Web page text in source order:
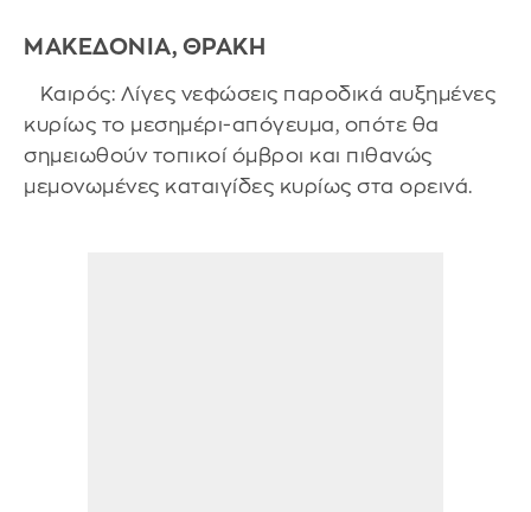
ΜΑΚΕΔΟΝΙΑ, ΘΡΑΚΗ
Καιρός: Λίγες νεφώσεις παροδικά αυξημένες
κυρίως το μεσημέρι-απόγευμα, οπότε θα
σημειωθούν τοπικοί όμβροι και πιθανώς
μεμονωμένες καταιγίδες κυρίως στα ορεινά.